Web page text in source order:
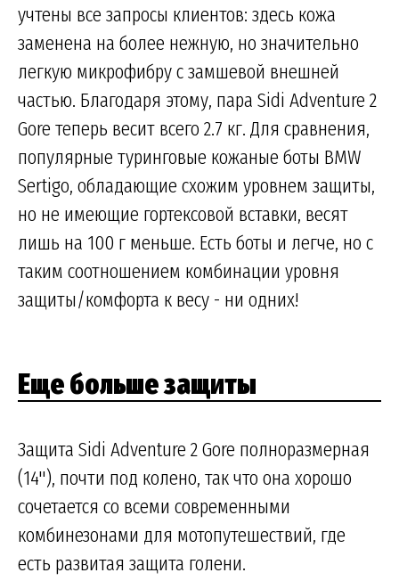
учтены все запросы клиентов: здесь кожа
заменена на более нежную, но значительно
легкую микрофибру с замшевой внешней
частью. Благодаря этому, пара Sidi Adventure 2
Gore теперь весит всего 2.7 кг. Для сравнения,
популярные туринговые кожаные боты BMW
Sertigo, обладающие схожим уровнем защиты,
но не имеющие гортексовой вставки, весят
лишь на 100 г меньше. Есть боты и легче, но с
таким соотношением комбинации уровня
защиты/комфорта к весу - ни одних!
Еще больше защиты
Защита Sidi Adventure 2 Gore полноразмерная
(14"), почти под колено, так что она хорошо
сочетается со всеми современными
комбинезонами для мотопутешествий, где
есть развитая защита голени.